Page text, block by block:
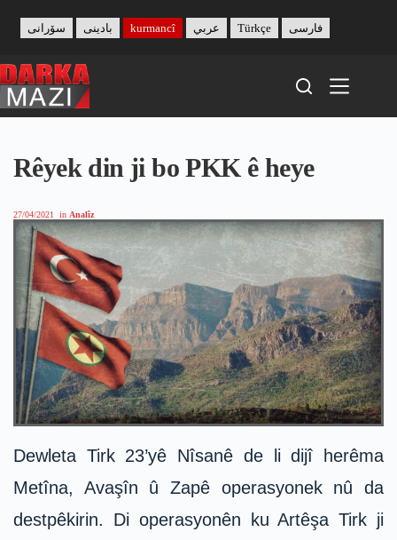
content
بادینی سۆرانی kurmancî عربي Türkçe فارسی
Rêyek din ji bo PKK ê heye
27/04/2021 in Analîz
Dewleta Tirk 23’yê Nîsanê de li dijî herêma
Metîna, Avaşîn û Zapê operasyonek nû da
destpêkirin. Di operasyonên ku Artêşa Tirk ji